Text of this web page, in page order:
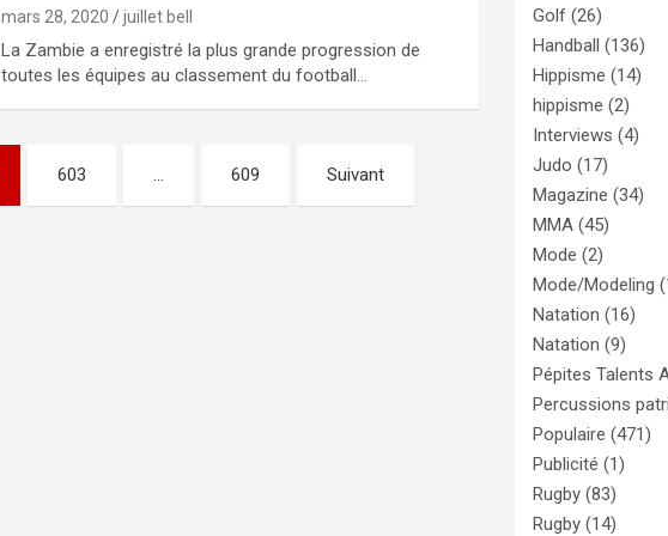
mars 28, 2020 juillet bell
La Zambie a enregistré la plus grande progression de
toutes les équipes au classement du football…
603 … 609 Suivant
Golf (26)
Handball (136)
Hippisme (14)
hippisme (2)
Interviews (4)
Judo (17)
Magazine (34)
MMA (45)
Mode (2)
Mode/Modeling
Natation (16)
Natation (9)
Pépites Talents
Percussions
Populaire (471)
Publicité (1)
Rugby (83)
Rugby (14)